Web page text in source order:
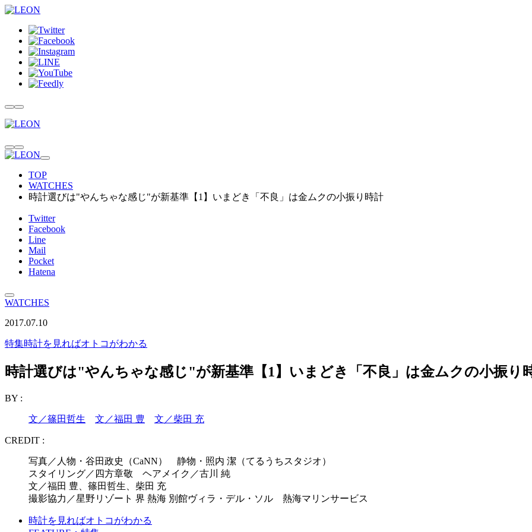
TOP
WATCHES
時計選びは"やんちゃな感じ"が新基準【1】いまどき「不良」は金ムクの小振り時計
Twitter
Facebook
Line
Mail
Pocket
Hatena
WATCHES
2017.07.10
特集時計を見ればオトコがわかる
時計選びは"やんちゃな感じ"が新基準【1】いまどき「不良」は金ムクの小振り
BY :
文／篠田哲生 文／福田 豊 文／柴田 充
CREDIT :
写真／人物・谷田政史（CaNN） 静物・照内 潔（てるうちスタジオ）
スタイリング／四方章敬 ヘアメイク／古川 純
文／福田 豊、篠田哲生、柴田 充
撮影協力／星野リゾート 界 熱海 別館ヴィラ・デル・ソル 熱海マリンサービス
時計を見ればオトコがわかる